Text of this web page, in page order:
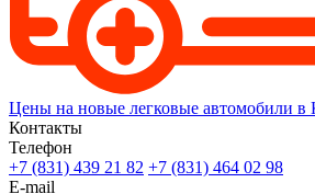
Цены на новые легковые автомобили в
Контакты
Телефон
+7 (831) 439 21 82 +7 (831) 464 02 98
E-mail